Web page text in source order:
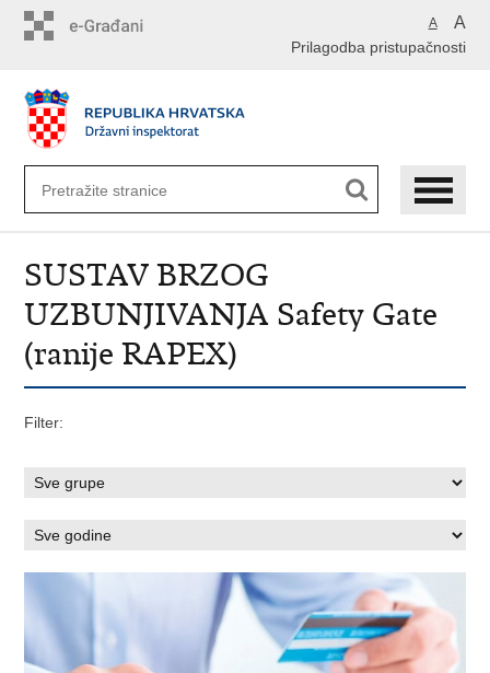
A A
Prilagodba pristupačnosti
SUSTAV BRZOG
UZBUNJIVANJA Safety Gate
(ranije RAPEX)
Filter: